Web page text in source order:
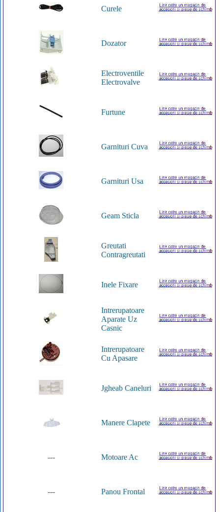
Curele
Dozator
Electroventile
Electrovalve
Furtune
Garnituri Cuva
Garnituri Usa
Geam Sticla
Greutati
Contragreutati
Inele Fixare
Intrerupatoare
Aparate Uz
Casnic
Intrerupatoare
Cu Apasare
Jgheab Caneluri
Manere Clapete
--- Motoare Ac
--- Panou Frontal